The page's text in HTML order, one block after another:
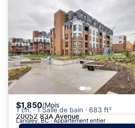
$1,850/Mois
1 ch. · 1 Salle de bain · 683 ft²
20052 83A Avenue
Langley, BC · Appartement entier